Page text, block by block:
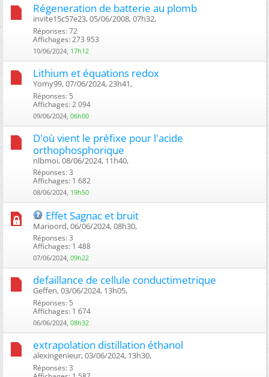
Régeneration de batterie au plomb
invite15c57e23, 05/06/2008, 07h32, ‎
Réponses: 72
Affichages: 273 953
10/06/2024, 17h12
Lithium et équations redox
Yomy99, 07/06/2024, 23h41, ‎
Réponses: 5
Affichages: 2 094
09/06/2024, 06h00
D'où vient le préfixe pour l'acide
orthophosphorique
nlbmoi, 08/06/2024, 11h40, ‎
Réponses: 3
Affichages: 1 682
08/06/2024, 19h50
Effet Sagnac et bruit
Marioord, 06/06/2024, 08h30, ‎
Réponses: 3
Affichages: 1 488
07/06/2024, 09h22
defaillance de cellule conductimetrique
Geffen, 03/06/2024, 13h05, ‎
Réponses: 5
Affichages: 1 674
06/06/2024, 08h32
extrapolation distillation éthanol
alexingenieur, 03/06/2024, 13h30, ‎
Réponses: 3